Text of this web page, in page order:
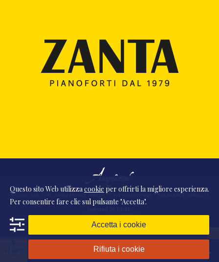
© 2026 Ass. Cult. Amici Musica Asiago - P.Iva 02342390248 - Via monte Pasubio, 11
- 36010 Zanè (VI) Italia
webdesignDAAMSTUDIO
Questo sito Web utilizzacookie per offrirti la migliore esperienza.
Per consentire fare clic sul pulsante "Accetta".
Accetta i cookie
Rifiuta i cookie